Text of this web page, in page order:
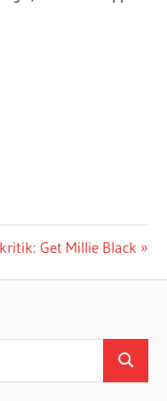
Get Millie Black
Suchen